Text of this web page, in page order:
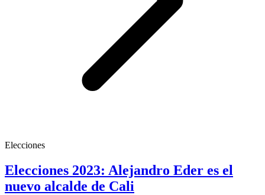
Elecciones
Elecciones 2023: Alejandro Eder es el
nuevo alcalde de Cali